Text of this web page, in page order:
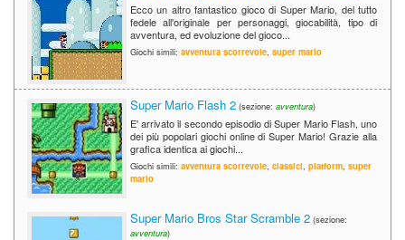
Ecco un altro fantastico gioco di Super Mario, del tutto
fedele all'originale per personaggi, giocabilità, tipo di
avventura, ed evoluzione del gioco...
Giochi simili: avventura scorrevole, super mario
Super Mario Flash 2 (sezione: avventura)
E' arrivato il secondo episodio di Super Mario Flash, uno
dei più popolari giochi online di Super Mario! Grazie alla
grafica identica ai giochi...
Giochi simili: avventura scorrevole, classici, platform, super
mario
Super Mario Bros Star Scramble 2 (sezione:
avventura)